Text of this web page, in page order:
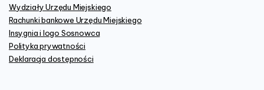
Wydziały Urzędu Miejskiego
Rachunki bankowe Urzędu Miejskiego
Insygnia i logo Sosnowca
Polityka prywatności
Deklaracja dostępności